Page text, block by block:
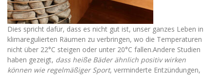
Dies spricht dafür, dass es nicht gut ist, unser ganzes Leben in
klimaregulierten Räumen zu verbringen, wo die Temperaturen
nicht über 22°C steigen oder unter 20°C fallen.Andere Studien
haben gezeigt, dass heiße Bäder ähnlich positiv wirken
können wie regelmäßiger Sport, verminderte Entzündungen,